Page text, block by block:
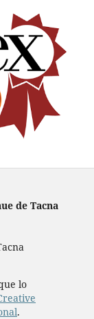
de Tacna
lo
.